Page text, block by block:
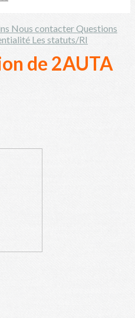
Nous contacterQuestions
Les statuts/RI
de 2AUTA